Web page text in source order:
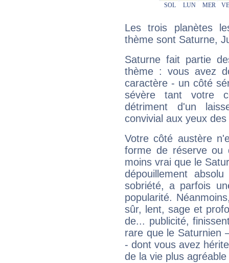
Les trois planètes
thème sont Saturne,
Saturne fait partie
thème : vous avez
caractère - un côté
sévère tant votre
détriment d'un
convivial aux yeux
Votre côté austère
forme de réserve
moins vrai que le
dépouillement
sobriété, a parfois
popularité.
sûr, lent, sage et
de... publicité,
rare que le Saturnien
- dont vous avez
de la vie plus